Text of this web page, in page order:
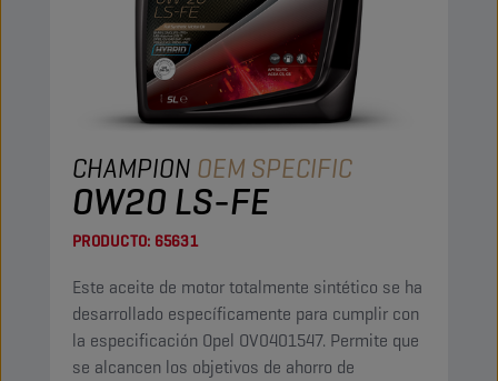
CHAMPION OEM SPECIFIC
0W20 LS-FE
PRODUCTO: 65631
Este aceite de motor totalmente sintético se ha
desarrollado específicamente para cumplir con
la especificación Opel OV0401547. Permite que
se alcancen los objetivos de ahorro de